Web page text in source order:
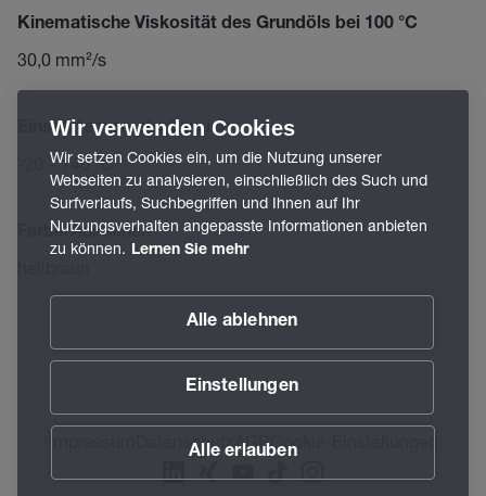
Kinematische Viskosität des Grundöls bei 100 °C
30,0 mm²/s
Einsatztemperaturbereich
-20 – 140 °C
Farbe/Aussehen
DatenschutzAGBCookie-Einstellungen
Wir verwenden Cookies
Wir setzen Cookies ein, um die Nutzung unserer
Webseiten zu analysieren, einschließlich des Such und
Surfverlaufs, Suchbegriffen und Ihnen auf Ihr
Nutzungsverhalten angepasste Informationen anbieten
zu können. Lernen Sie mehr
Alle ablehnen
Einstellungen
Alle erlauben